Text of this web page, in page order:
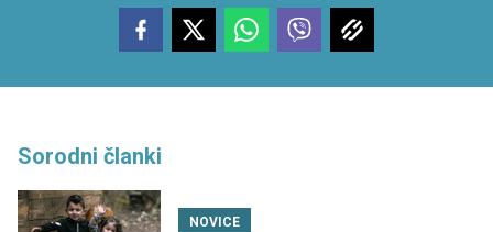
Sorodni članki
NOVICE